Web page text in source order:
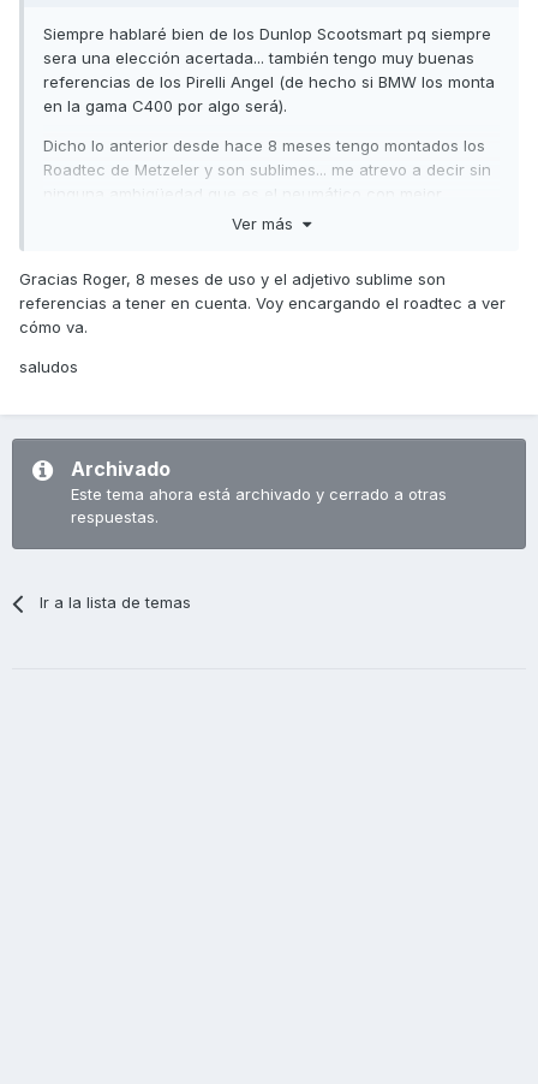
Siempre hablaré bien de los Dunlop Scootsmart pq siempre
sera una elección acertada... también tengo muy buenas
referencias de los Pirelli Angel (de hecho si BMW los monta
en la gama C400 por algo será).
Dicho lo anterior desde hace 8 meses tengo montados los
Roadtec de Metzeler y son sublimes... me atrevo a decir sin
ninguna ambigüedad que es el neumático con mejor
polivalencia vs agarre que actualmente existe en el
Un saludo
Ver más
Gracias Roger, 8 meses de uso y el adjetivo sublime son
referencias a tener en cuenta. Voy encargando el roadtec a ver
cómo va.
saludos
Archivado
Este tema ahora está archivado y cerrado a otras
respuestas.
Ir a la lista de temas